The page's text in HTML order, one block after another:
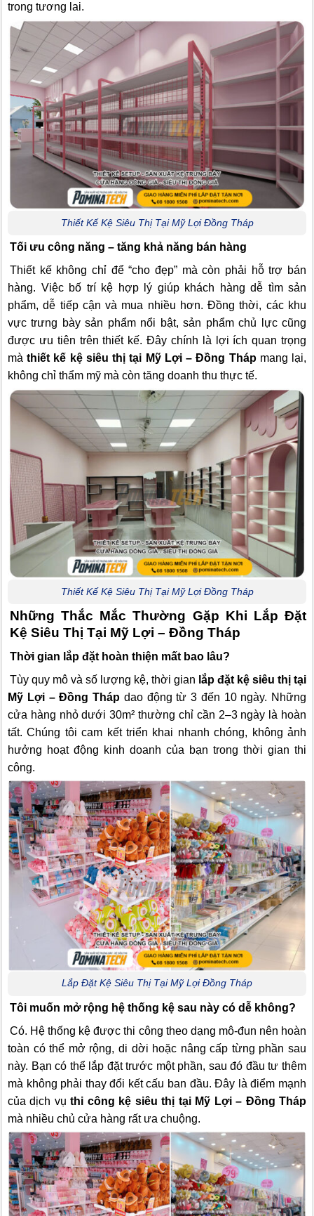
trong tương lai.
Thiết Kế Kệ Siêu Thị Tại Mỹ Lợi Đồng Tháp
Tối ưu công năng – tăng khả năng bán hàng
Thiết kế không chỉ để “cho đẹp” mà còn phải hỗ trợ bán
hàng. Việc bố trí kệ hợp lý giúp khách hàng dễ tìm sản
phẩm, dễ tiếp cận và mua nhiều hơn. Đồng thời, các khu
vực trưng bày sản phẩm nổi bật, sản phẩm chủ lực cũng
được ưu tiên trên thiết kế. Đây chính là lợi ích quan trọng
màthiết kế kệ siêu thị tại Mỹ Lợi – Đồng Thápmang lại,
không chỉ thẩm mỹ mà còn tăng doanh thu thực tế.
Thiết Kế Kệ Siêu Thị Tại Mỹ Lợi Đồng Tháp
Những Thắc Mắc Thường Gặp Khi Lắp Đặt
Kệ Siêu Thị Tại Mỹ Lợi – Đồng Tháp
Thời gian lắp đặt hoàn thiện mất bao lâu?
Tùy quy mô và số lượng kệ, thời gian lắp đặt kệ siêu thị tại
Mỹ Lợi – Đồng Tháp dao động từ 3 đến 10 ngày. Những
cửa hàng nhỏ dưới 30m² thường chỉ cần 2–3 ngày là hoàn
tất. Chúng tôi cam kết triển khai nhanh chóng, không ảnh
hưởng hoạt động kinh doanh của bạn trong thời gian thi
công.
Lắp Đặt Kệ Siêu Thị Tại Mỹ Lợi Đồng Tháp
Tôi muốn mở rộng hệ thống kệ sau này có dễ không?
Có. Hệ thống kệ được thi công theo dạng mô-đun nên hoàn
toàn có thể mở rộng, di dời hoặc nâng cấp từng phần sau
này. Bạn có thể lắp đặt trước một phần, sau đó đầu tư thêm
mà không phải thay đổi kết cấu ban đầu. Đây là điểm mạnh
của dịch vụthi công kệ siêu thị tại Mỹ Lợi – Đồng Tháp
mà nhiều chủ cửa hàng rất ưa chuộng.